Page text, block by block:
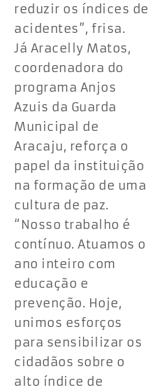
reduzir os índices de
acidentes”, frisa.
Já Aracelly Matos,
coordenadora do
programa Anjos
Azuis da Guarda
Municipal de
Aracaju, reforça o
papel da instituição
na formação de uma
cultura de paz.
“Nosso trabalho é
contínuo. Atuamos o
ano inteiro com
educação e
prevenção. Hoje,
unimos esforços
para sensibilizar os
cidadãos sobre o
alto índice de